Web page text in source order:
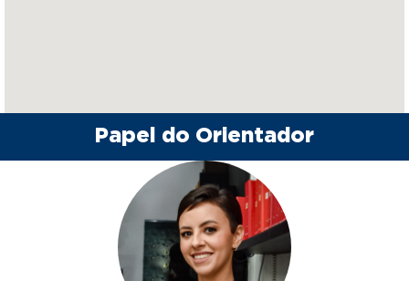
Papel do Orientador